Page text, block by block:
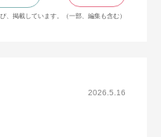
、掲載しています。（一部、編集も含む）
2026.5.16